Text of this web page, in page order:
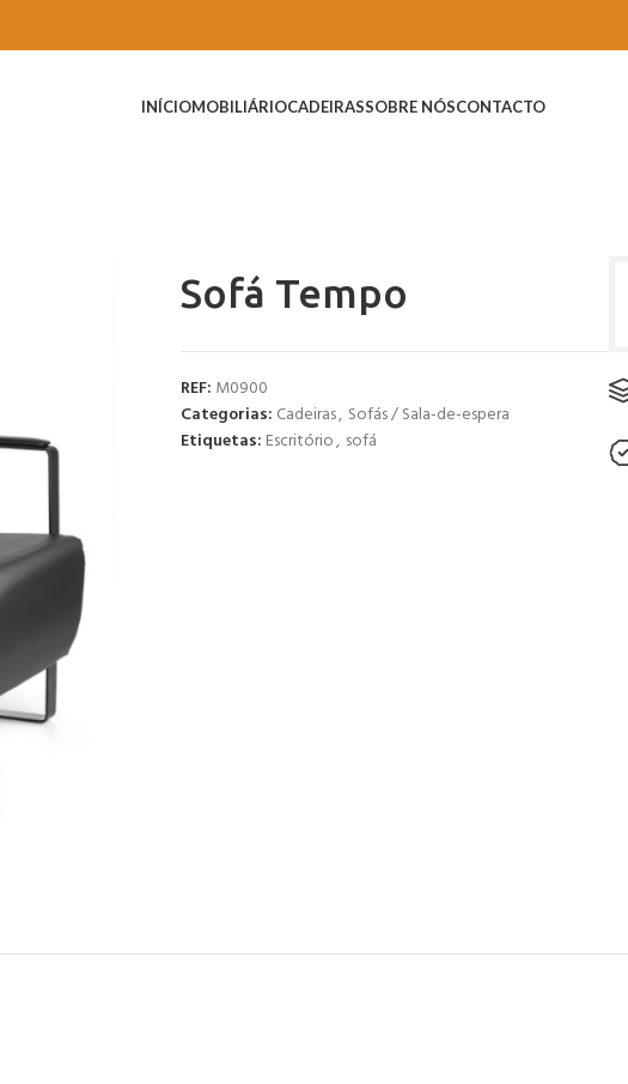
INÍCIOMOBILIÁRIOCADEIRASSOBRE NÓSCONTACTO
Sofá Tempo
REF: M0900
Categorias: Cadeiras, Sofás / Sala-de-espera
Etiquetas: Escritório, sofá